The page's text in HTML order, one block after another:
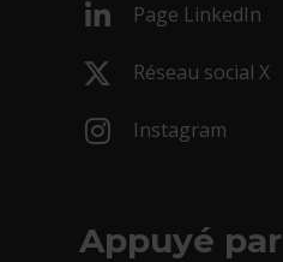
Page LinkedIn
Réseau social X
Instagram
Appuyé par